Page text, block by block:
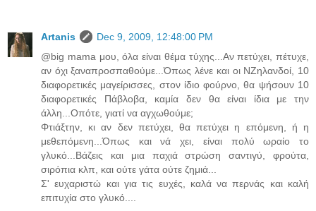
Artanis
Dec 9, 2009, 12:48:00 PM
@big mama μου, όλα είναι θέμα τύχης...Αν πετύχει, πέτυχε,
αν όχι ξαναπροσπαθούμε...Όπως λένε και οι ΝΖηλανδοί, 10
διαφορετικές μαγείρισσες, στον ίδιο φούρνο, θα ψήσουν 10
διαφορετικές Πάβλοβα, καμία δεν θα είναι ίδια με την
άλλη...Οπότε, γιατί να αγχωθούμε;
Φτιάξτην, κι αν δεν πετύχει, θα πετύχει η επόμενη, ή η
μεθεπόμενη...Όπως και νά χει, είναι πολύ ωραίο το
γλυκό...Βάζεις και μια παχιά στρώση σαντιγύ, φρούτα,
σιρόπια κλπ, και ούτε γάτα ούτε ζημιά...
Σ' ευχαριστώ και για τις ευχές, καλά να περνάς και καλή
επιτυχία στο γλυκό....